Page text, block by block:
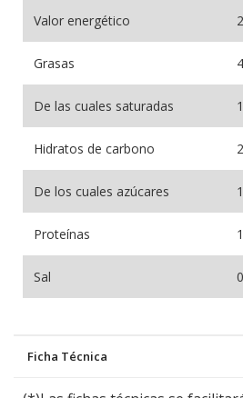
Valor energético
Grasas
De las cuales saturadas
Hidratos de carbono
De los cuales azúcares
Proteínas
Sal
Ficha Técnica